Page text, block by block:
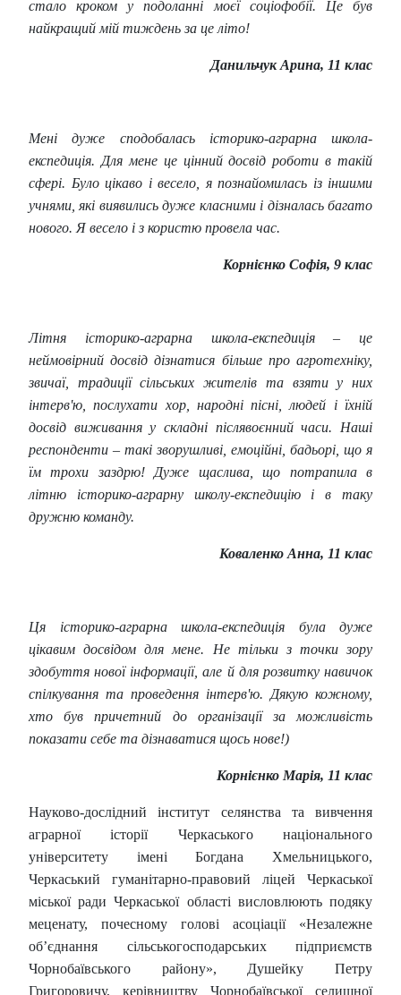
стало кроком у подоланні моєї соціофобії. Це був
найкращий мій тиждень за це літо!
Данильчук Арина, 11 клас
Мені дуже сподобалась історико-аграрна
школа-
експедиція. Для мене це цінний досвід роботи в такій
сфері. Було цікаво і весело, я познайомилась із іншими
учнями, які виявились дуже класними і дізналась багато
нового. Я весело і з користю провела час.
Корнієнко Софія, 9 клас
Літня історико-аграрна
школа-експедиція – це
неймовірний досвід дізнатися більше про агротехніку,
звичаї, традиції сільських жителів та взяти у них
інтерв'ю, послухати хор, народні пісні, людей і їхній
досвід виживання у складні післявоєнний часи. Наші
респонденти – такі зворушливі, емоційні, бадьорі, що я
їм трохи заздрю! Дуже щаслива, що потрапила в
літню історико-аграрну
школу-експедицію і в таку
дружню команду.
Коваленко Анна, 11 клас
Ця історико-аграрна
школа-експедиція була дуже
цікавим досвідом для мене. Не тільки з точки зору
здобуття нової інформації, але й для розвитку навичок
спілкування та проведення інтерв'ю. Дякую кожному,
хто був причетний до організації за можливість
показати себе та дізнаватися щось нове!)
Корнієнко Марія, 11 клас
Науково-дослідний інститут селянства та вивчення
аграрної історії Черкаського національного
університету імені Богдана Хмельницького,
Черкаський гуманітарно-правовий ліцей Черкаської
міської ради Черкаської області висловлюють подяку
меценату, почесному голові асоціації «Незалежне
об’єднання сільськогосподарських підприємств
Чорнобаївського району», Душейку Петру
Григоровичу, керівництву Чорнобаївської селищної